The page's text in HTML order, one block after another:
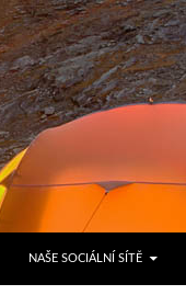
NAŠE SOCIÁLNÍ SÍTĚ